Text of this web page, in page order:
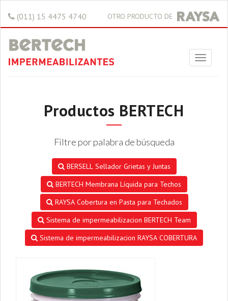
(011) 15 4475 4740 OTRO PRODUCTO DE
Productos BERTECH
Filtre por palabra de búsqueda
BERSELL Sellador Grietas y Juntas
BERTECH Membrana Líquida para Techos
RAYSA Cobertura en Pasta para Techados
Sistema de impermeabilizacion BERTECH Team
Sistema de impermeabilizacion RAYSA COBERTURA